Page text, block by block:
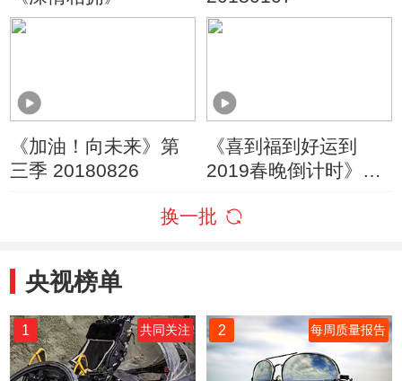
《加油！向未来》第
三季 20180826
《喜到福到好运到
2019春晚倒计时》
换一批
央视榜单
1 共同关注 2 每周质量报告